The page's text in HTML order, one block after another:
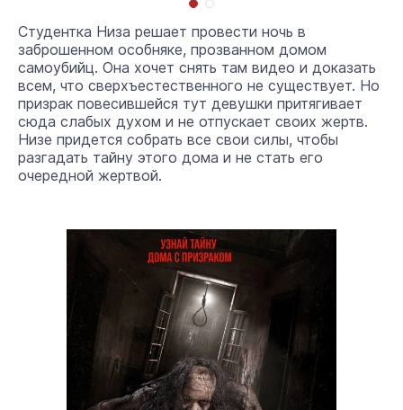
Студентка Низа решает провести ночь в
заброшенном особняке, прозванном домом
самоубийц. Она хочет снять там видео и доказать
всем, что сверхъестественного не существует. Но
призрак повесившейся тут девушки притягивает
сюда слабых духом и не отпускает своих жертв.
Низе придется собрать все свои силы, чтобы
разгадать тайну этого дома и не стать его
очередной жертвой.